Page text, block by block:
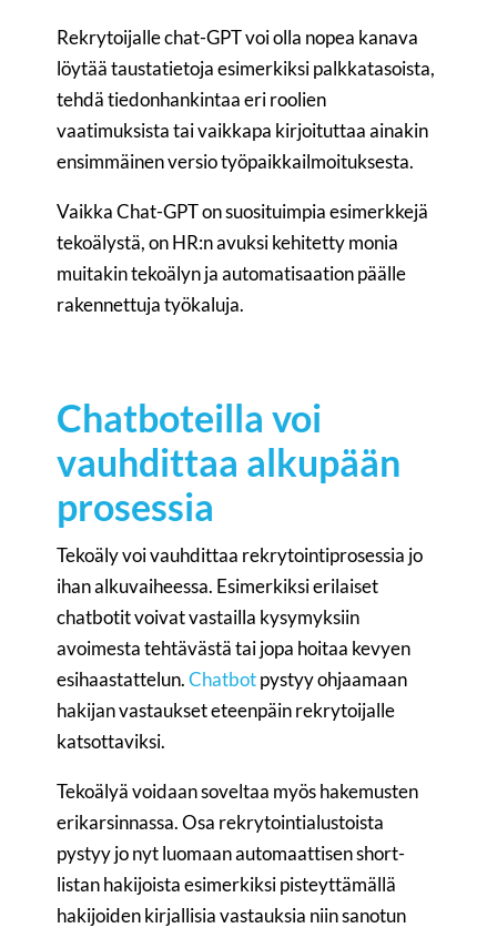
Rekrytoijalle chat-GPT voi olla nopea kanava
löytää taustatietoja esimerkiksi palkkatasoista,
tehdä tiedonhankintaa eri roolien
vaatimuksista tai vaikkapa kirjoituttaa ainakin
ensimmäinen versio työpaikkailmoituksesta.
Vaikka Chat-GPT on suosituimpia esimerkkejä
tekoälystä, on HR:n avuksi kehitetty monia
muitakin tekoälyn ja automatisaation päälle
rakennettuja työkaluja.
Chatboteilla voi
vauhdittaa alkupään
prosessia
Tekoäly voi vauhdittaa rekrytointiprosessia jo
ihan alkuvaiheessa. Esimerkiksi erilaiset
chatbotit voivat vastailla kysymyksiin
avoimesta tehtävästä tai jopa hoitaa kevyen
esihaastattelun.Chatbotpystyy ohjaamaan
hakijan vastaukset eteenpäin rekrytoijalle
katsottaviksi.
Tekoälyä voidaan soveltaa myös hakemusten
erikarsinnassa. Osa rekrytointialustoista
pystyy jo nyt luomaan automaattisen short-
listan hakijoista esimerkiksi pisteyttämällä
hakijoiden kirjallisia vastauksia niin sanotun